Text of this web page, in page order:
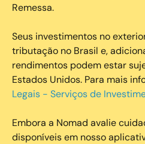
Remessa.
Seus investimentos no
tributação no Brasil e,
rendimentos podem estar
Estados Unidos. Para mais
Legais - Serviços de
Embora a Nomad avalie
disponíveis em nosso